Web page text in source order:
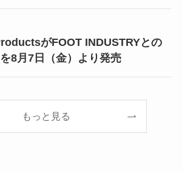
がFOOT INDUSTRYとの
8月7日（金）より発売
もっと見る